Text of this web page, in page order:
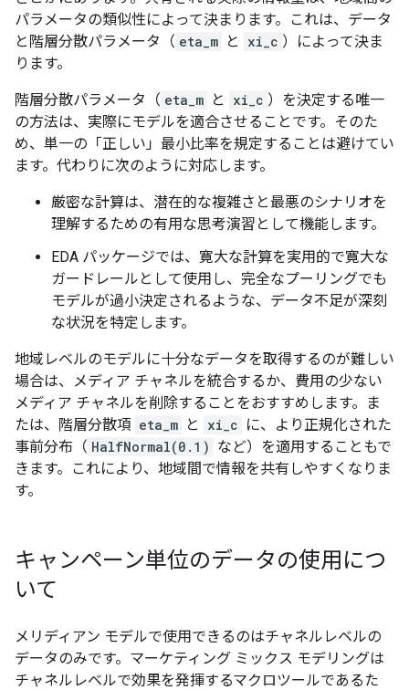
パラメータの類似性によって決まります。これは、データ
と階層分散パラメータ（ eta_m と xi_c ）によって決ま
ります。
階層分散パラメータ（ eta_m と xi_c ）を決定する唯一
の方法は、実際にモデルを適合させることです。そのた
め、単一の「正しい」最小比率を規定することは避けてい
ます。代わりに次のように対応します。
厳密な計算は、潜在的な複雑さと最悪のシナリオを
理解するための有用な思考演習として機能します。
EDA パッケージでは、寛大な計算を実用的で寛大な
ガードレールとして使用し、完全なプーリングでも
モデルが過小決定されるような、データ不足が深刻
な状況を特定します。
地域レベルのモデルに十分なデータを取得するのが難しい
場合は、メディア チャネルを統合するか、費用の少ない
メディア チャネルを削除することをおすすめします。ま
たは、階層分散項 eta_m と xi_c に、より正規化された
事前分布（ HalfNormal(0.1) など）を適用することもで
きます。これにより、地域間で情報を共有しやすくなりま
す。
キャンペーン単位のデータの使用につ
いて
メリディアン モデルで使用できるのはチャネルレベルの
データのみです。マーケティング ミックス モデリングは
チャネルレベルで効果を発揮するマクロツールであるた